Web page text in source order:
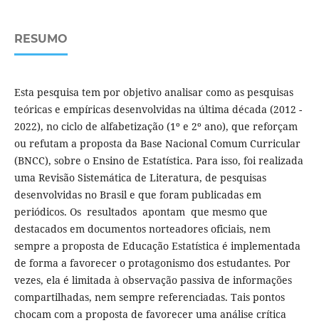
RESUMO
Esta pesquisa tem por objetivo analisar como as pesquisas
teóricas e empíricas desenvolvidas na última década (2012 -
2022), no ciclo de alfabetização (1º e 2º ano), que reforçam
ou refutam a proposta da Base Nacional Comum Curricular
(BNCC), sobre o Ensino de Estatística. Para isso, foi realizada
uma Revisão Sistemática de Literatura, de pesquisas
desenvolvidas no Brasil e que foram publicadas em
periódicos. Os resultados apontam que mesmo que
destacados em documentos norteadores oficiais, nem
sempre a proposta de Educação Estatística é implementada
de forma a favorecer o protagonismo dos estudantes. Por
vezes, ela é limitada à observação passiva de informações
compartilhadas, nem sempre referenciadas. Tais pontos
chocam com a proposta de favorecer uma análise crítica